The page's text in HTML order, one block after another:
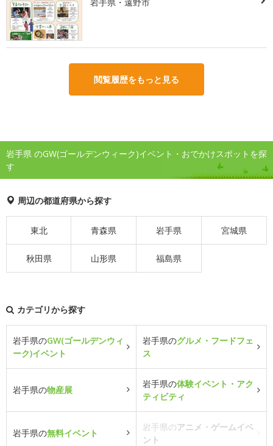
閲覧履歴をもっと見る
岩手県 のGW(ゴールデンウィーク)イベント・おでかけスポットを探
す
周辺の都道府県から探す
東北 青森県 岩手県 宮城県
秋田県 山形県 福島県
カテゴリから探す
岩手県のGW(ゴールデンウィ
ーク)イベント
岩手県のグルメ・フードフェ
ス
岩手県の物産展
岩手県の体験イベント・アク
ティビティ
岩手県の無料イベント
岩手県のアニメ・ゲームイベ
ント